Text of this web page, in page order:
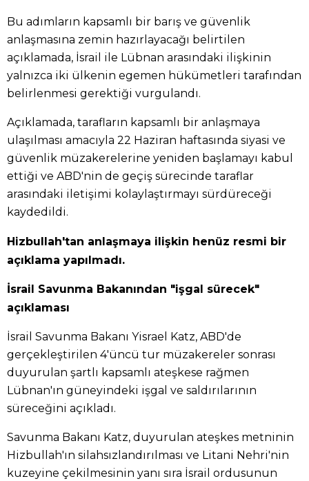
Bu adımların kapsamlı bir barış ve güvenlik
anlaşmasına zemin hazırlayacağı belirtilen
açıklamada, İsrail ile Lübnan arasındaki ilişkinin
yalnızca iki ülkenin egemen hükümetleri tarafından
belirlenmesi gerektiği vurgulandı.
Açıklamada, tarafların kapsamlı bir anlaşmaya
ulaşılması amacıyla 22 Haziran haftasında siyasi ve
güvenlik müzakerelerine yeniden başlamayı kabul
ettiği ve ABD'nin de geçiş sürecinde taraflar
arasındaki iletişimi kolaylaştırmayı sürdüreceği
kaydedildi.
Hizbullah'tan anlaşmaya ilişkin henüz resmi bir
açıklama yapılmadı.
İsrail Savunma Bakanından "işgal sürecek"
açıklaması
İsrail Savunma Bakanı Yisrael Katz, ABD'de
gerçekleştirilen 4'üncü tur müzakereler sonrası
duyurulan şartlı kapsamlı ateşkese rağmen
Lübnan'ın güneyindeki işgal ve saldırılarının
süreceğini açıkladı.
Savunma Bakanı Katz, duyurulan ateşkes metninin
Hizbullah'ın silahsızlandırılması ve Litani Nehri'nin
kuzeyine çekilmesinin yanı sıra İsrail ordusunun